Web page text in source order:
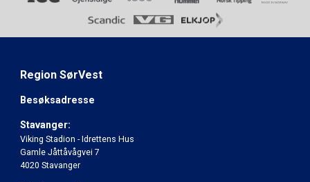
Region SørVest
Besøksadresse
Stavanger:
Viking Stadion - Idrettens Hus
Gamle Jåttåvågvei 7
4020 Stavanger